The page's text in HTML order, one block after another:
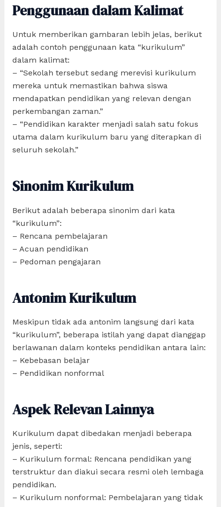
Penggunaan dalam Kalimat
Untuk memberikan gambaran lebih jelas, berikut
adalah contoh penggunaan kata “kurikulum”
dalam kalimat:
– “Sekolah tersebut sedang merevisi kurikulum
mereka untuk memastikan bahwa siswa
mendapatkan pendidikan yang relevan dengan
perkembangan zaman.”
– “Pendidikan karakter menjadi salah satu fokus
utama dalam kurikulum baru yang diterapkan di
seluruh sekolah.”
Sinonim Kurikulum
Berikut adalah beberapa sinonim dari kata
“kurikulum”:
– Rencana pembelajaran
– Acuan pendidikan
– Pedoman pengajaran
Antonim Kurikulum
Meskipun tidak ada antonim langsung dari kata
“kurikulum”, beberapa istilah yang dapat dianggap
berlawanan dalam konteks pendidikan antara lain:
– Kebebasan belajar
– Pendidikan nonformal
Aspek Relevan Lainnya
Kurikulum dapat dibedakan menjadi beberapa
jenis, seperti:
– Kurikulum formal: Rencana pendidikan yang
terstruktur dan diakui secara resmi oleh lembaga
pendidikan.
– Kurikulum nonformal: Pembelajaran yang tidak